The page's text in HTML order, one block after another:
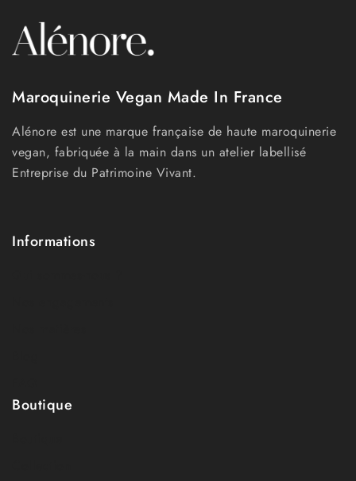
Maroquinerie Vegan Made In France
Alénore est une marque française de haute maroquinerie
vegan, fabriquée à la main dans un atelier labellisé
Entreprise du Patrimoine Vivant.
Informations
Boutique